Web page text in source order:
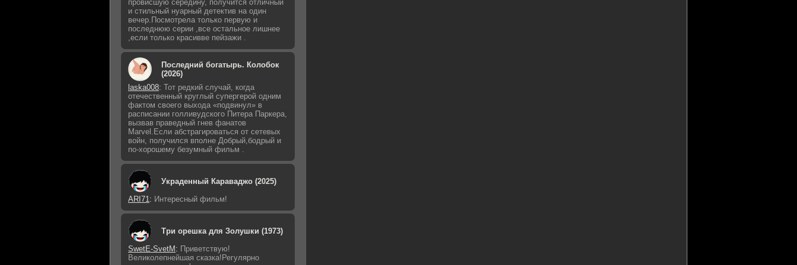
провисшую середину, получится отличный
и стильный нуарный детектив на один
вечер.Посмотрела только первую и
последнюю серии ,все остальное лишнее
,если только красивве пейзажи .
Последний богатырь. Колобок
(2026)
laska008: Тот редкий случай, когда
отечественный круглый супергерой одним
фактом своего выхода «подвинул» в
расписании голливудского Питера Паркера,
вызвав праведный гнев фанатов
Marvel.Если абстрагироваться от сетевых
войн, получился вполне Добрый,бодрый и
по-хорошему безумный фильм .
Украденный Караваджо (2025)
ARI71: Интересный фильм!
Три орешка для Золушки (1973)
SwetE-SvetM : Приветствую!
Великолепнейшая сказка!Регулярно